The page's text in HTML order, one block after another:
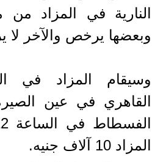
النارية في المزاد من
وبعضها يرخص والآخر
وسيقام المزاد في
القاهري في عين
المزاد 10 آلاف جنيه.